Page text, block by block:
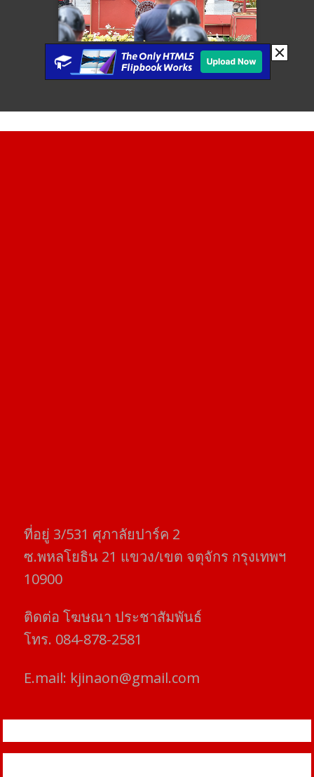
ที่อยู่​ 3/531​ ศุภาลัยปาร์ค​ 2
ซ.พหลโยธิน​ 21​ แขวง/เขต​ จตุจักร​ กรุงเทพฯ
10900
ติดต่อ​ โฆษณา​ ประชาสัมพันธ์
โทร​. 084-878-2581
E.mail: kjinaon@gmail.com